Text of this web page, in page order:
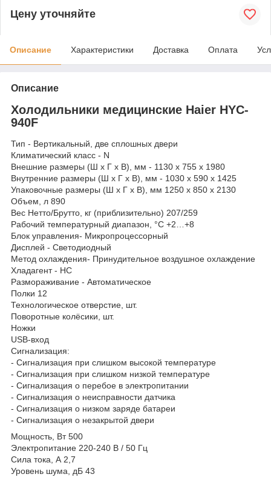
Цену уточняйте
Описание Характеристики Доставка Оплата
Описание
Холодильники медицинские Haier HYC-
940F
Тип - Вертикальный, две сплошных двери
Климатический класс - N
Внешние размеры (Ш х Г х В), мм - 1130 х 755 х 1980
Внутренние размеры (Ш х Г х В), мм - 1030 х 590 х 1425
Упаковочные размеры (Ш х Г х В), мм 1250 х 850 х 2130
Объем, л 890
Вес Нетто/Брутто, кг (приблизительно) 207/259
Рабочий температурный диапазон, °С +2…+8
Блок управления- Микропроцессорный
Дисплей - Светодиодный
Метод охлаждения- Принудительное воздушное охлаждение
Хладагент - HC
Размораживание - Автоматическое
Полки 12
Технологическое отверстие, шт.
Поворотные колёсики, шт.
Ножки
USB-вход
Сигнализация:
- Сигнализация при слишком высокой температуре
- Сигнализация при слишком низкой температуре
- Сигнализация о перебое в электропитании
- Сигнализация о неисправности датчика
- Сигнализация о низком заряде батареи
- Сигнализация о незакрытой двери
Мощность, Вт 500
Электропитание 220-240 В / 50 Гц
Сила тока, А 2,7
Уровень шума, дБ 43